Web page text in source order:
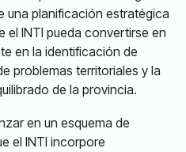
una planificación estratégica
el INTI pueda convertirse en
en la identificación de
problemas territoriales y la
de la provincia.
en un esquema de
el INTI incorpore